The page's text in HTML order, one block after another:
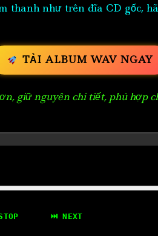
thanh như trên đĩa CD gốc,
TẢI ALBUM WAV NGAY
giữ nguyên chi tiết, phù hợp
⏭ NEXT